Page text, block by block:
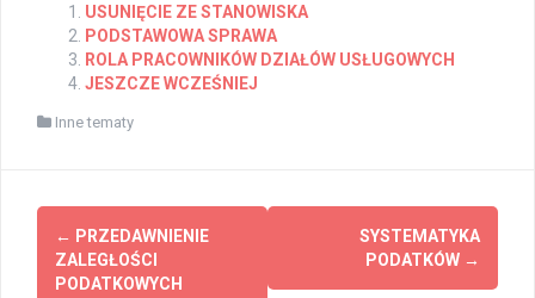
USUNIĘCIE ZE STANOWISKA
PODSTAWOWA SPRAWA
ROLA PRACOWNIKÓW DZIAŁÓW USŁUGOWYCH
JESZCZE WCZEŚNIEJ
Inne tematy
Post
navigation
← PRZEDAWNIENIE
ZALEGŁOŚCI
PODATKOWYCH
SYSTEMATYKA
PODATKÓW →